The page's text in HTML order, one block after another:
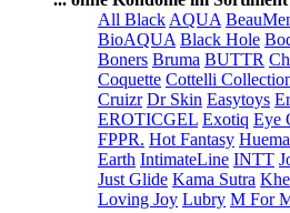
All Black AQUA
BioAQUA Black Hole
Boners Bruma BUTTR
Coquette Cottelli
Cruizr Dr Skin Easytoys
EROTICGEL Exotiq Eye
FPPR. Hot Fantasy
Earth IntimateLine INTT
Just Glide Kama Sutra
Loving Joy Lubry M For